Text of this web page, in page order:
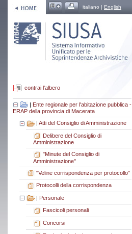
italiano | English
contrai l'albero
| Ente regionale per l'abitazione pubblica -
ERAP della provincia di Macerata
| Atti del Consiglio di Amministrazione
Delibere del Consiglio di
Amministrazione
"Minute del Consiglio di
Amministrazione"
"Veline corrispondenza per protocollo"
Protocolli della corrispondenza
| Personale
Fascicoli personali
Concorsi